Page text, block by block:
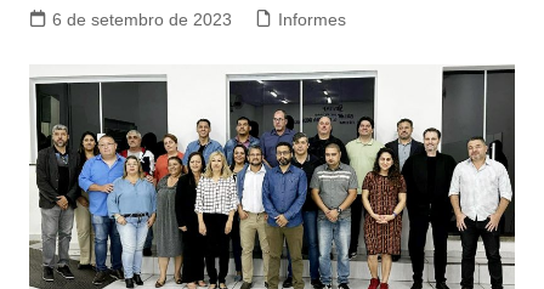
6 de setembro de 2023 Informes